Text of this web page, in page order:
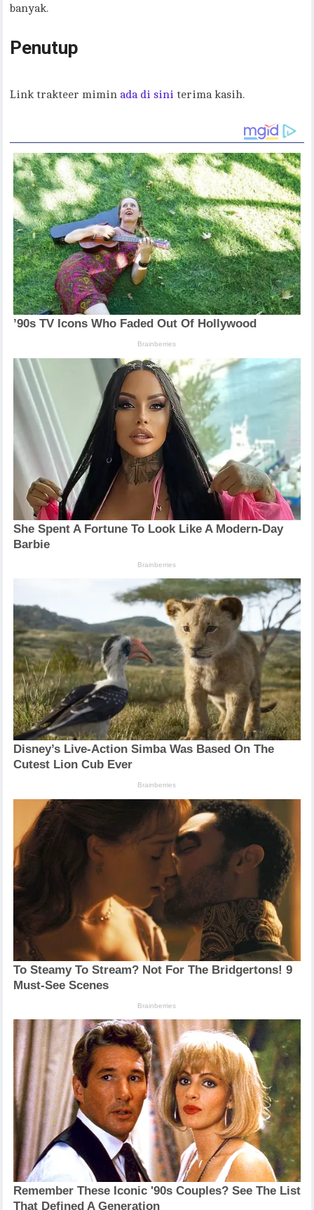
banyak.
Penutup
Link trakteer mimin ada di siniterima kasih.